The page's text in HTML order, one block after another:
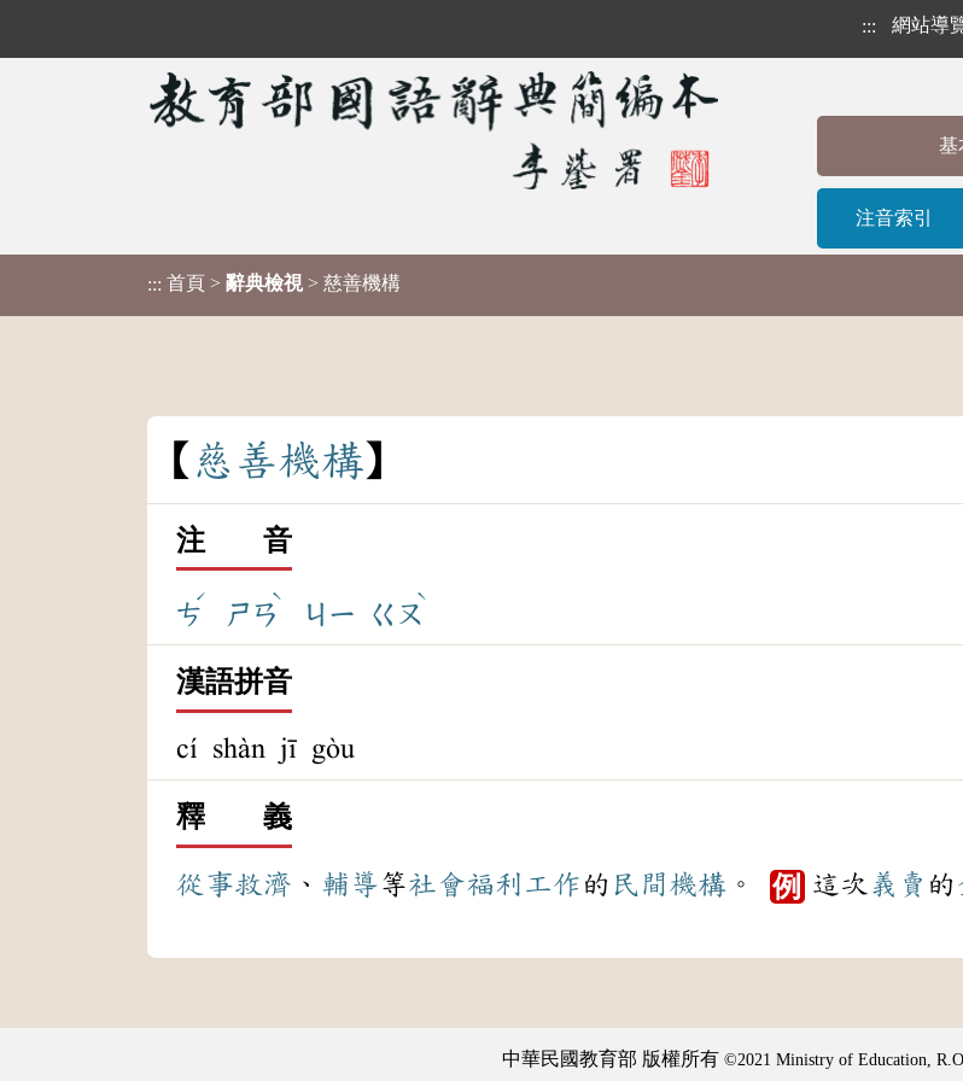
::: 網站導
基
注音索引
::: 首頁 > 辭典檢視 > 慈善機構
慈 善機構
注 音
ㄘ
ˊ
ㄕㄢ
ˋ
ㄐㄧ ㄍㄡ
ˋ
漢語拼音
cí shàn jī gòu
釋 義
從事救濟 、 輔導等社會福利 工作 的 民間機構 。 例 這次 義賣 的
中華民國教育部 版權所有 ©2021 Ministry of Education,